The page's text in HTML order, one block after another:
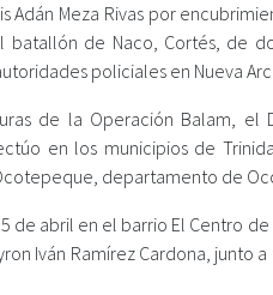
Adán Meza Rivas por
batallón de Naco, Cortés, de
policiales en Nueva
de la Operación Balam, el
en los municipios de
departamento de
de abril en el barrio El Centro
Iván Ramírez Cardona,